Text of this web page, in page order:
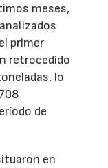
meses,
primer
retrocedido
lo
de
en